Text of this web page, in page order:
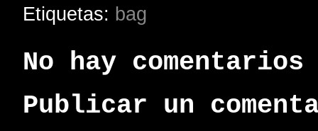
Etiquetas: bag
No hay
Publicar un